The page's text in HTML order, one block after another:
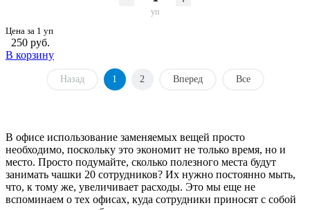
уп
Цена за 1 уп
250 руб.
В корзину
Назад 1 2 Вперед Все
В офисе использование заменяемых вещей просто
необходимо, поскольку это экономит не только время, но и
место. Просто подумайте, сколько полезного места будут
занимать чашки 20 сотрудников? Их нужно постоянно мыть,
что, к тому же, увеличивает расходы. Это мы еще не
вспоминаем о тех офисах, куда сотрудники приносят с собой